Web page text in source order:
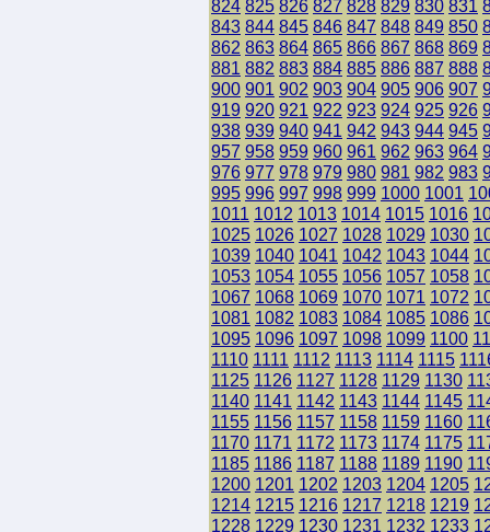
824 825 826 827 828 829 830 831
843 844 845 846 847 848 849 850
862 863 864 865 866 867 868 869
881 882 883 884 885 886 887 888
900 901 902 903 904 905 906 907
919 920 921 922 923 924 925 926
938 939 940 941 942 943 944 945
957 958 959 960 961 962 963 964
976 977 978 979 980 981 982 983
995 996 997 998 999 1000 1001
1011 1012 1013 1014 1015 1016
1025 1026 1027 1028 1029 1030
1039 1040 1041 1042 1043 1044
1053 1054 1055 1056 1057 1058
1067 1068 1069 1070 1071 1072
1081 1082 1083 1084 1085 1086
1095 1096 1097 1098 1099 1100
1110 1111 1112 1113 1114 1115
1125 1126 1127 1128 1129 1130
1140 1141 1142 1143 1144 1145
1155 1156 1157 1158 1159 1160
1170 1171 1172 1173 1174 1175
1185 1186 1187 1188 1189 1190
1200 1201 1202 1203 1204 1205
1214 1215 1216 1217 1218 1219
1228 1229 1230 1231 1232 1233